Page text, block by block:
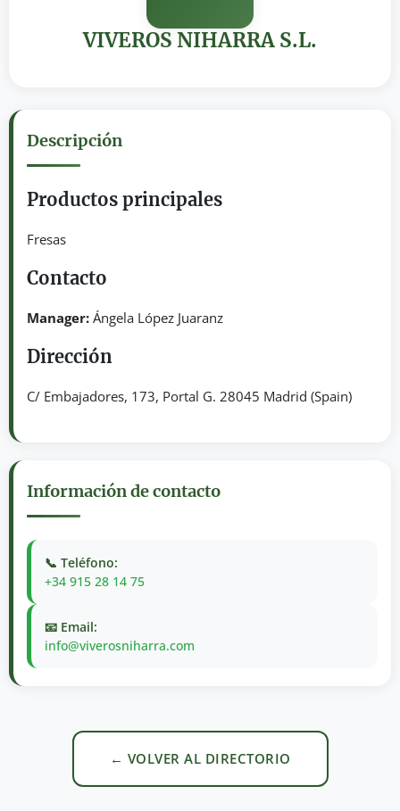
VIVEROS NIHARRA S.L.
Descripción
Productos principales
Fresas
Contacto
Manager:Ángela López Juaranz
Dirección
C/ Embajadores, 173, Portal G. 28045 Madrid (Spain)
Información de contacto
📞 Teléfono:
+34 915 28 14 75
📧 Email:
info@viverosniharra.com
← VOLVER AL DIRECTORIO